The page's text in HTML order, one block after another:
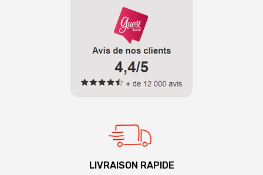
LIVRAISON RAPIDE